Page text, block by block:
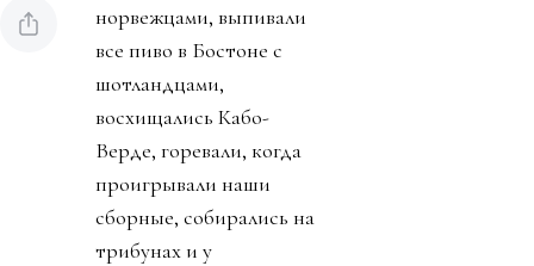
норвежцами, выпивали
все пиво в Бостоне с
шотландцами,
восхищались Кабо-
Верде, горевали, когда
проигрывали наши
сборные, собирались на
трибунах и у